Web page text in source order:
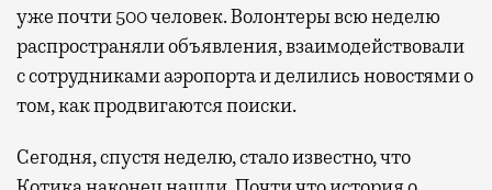
уже почти 500 человек. Волонтеры всю неделю
распространяли объявления, взаимодействовали
с сотрудниками аэропорта и делились новостями о
том, как продвигаются поиски.
Сегодня, спустя неделю, стало известно, что